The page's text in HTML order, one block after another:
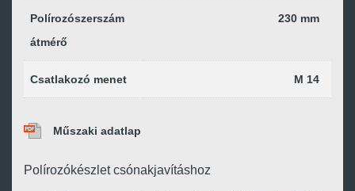
Polírozószerszám
átmérő
230 mm
Csatlakozó menet M 14
Műszaki adatlap
Polírozókészlet csónakjavításhoz